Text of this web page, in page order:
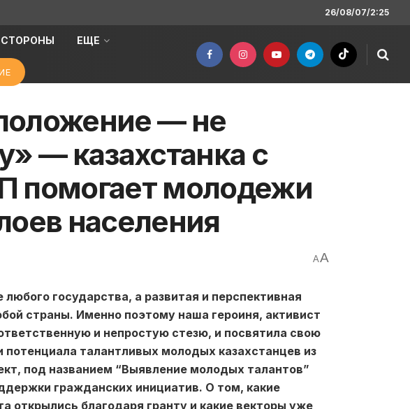
26/08/07/2:25
ЕЩЕ
— не
— казахстанка с
помогает молодежи
населения
AA
государства, а развитая и перспективная
страны. Именно поэтому наша героиня, активист
и непростую стезю, и посвятила свою
талантливых молодых казахстанцев из
под названием “Выявление молодых талантов”
гражданских инициатив. О том, какие
открылись благодаря гранту и какие векторы уже